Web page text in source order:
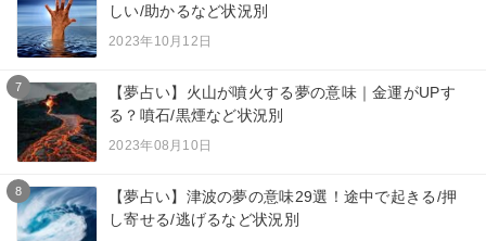
しい/助かるなど状況別
2023年10月12日
7
【夢占い】火山が噴火する夢の意味｜金運がUPす
る？噴石/黒煙など状況別
2023年08月10日
8
【夢占い】津波の夢の意味29選！途中で起きる/押
し寄せる/逃げるなど状況別